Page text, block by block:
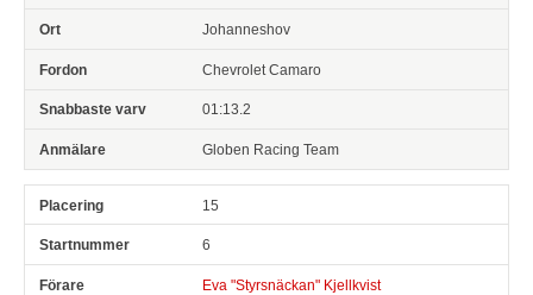
Johanneshov
Chevrolet Camaro
01:13.2
Globen Racing Team
15
6
Eva "Styrsnäckan" Kjellkvist